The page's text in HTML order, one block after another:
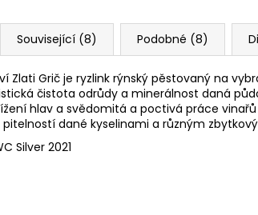
Související (8) Podobné (8)
Zlati Grič je ryzlink rýnský pěstovaný na
čistota odrůdy a minerálnost daná
hlav a svědomitá a poctivá práce
dané kyselinami a různým
Silver 2021